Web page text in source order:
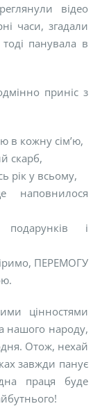
відео
часи, згадали
панувала в
приніс з
в кожну сім’ю,
скарб,
рік у всьому,
подарунків і
ПЕРЕМОГУ
цінностями
нашого народу,
Отож, нехай
завжди панує
праця буде